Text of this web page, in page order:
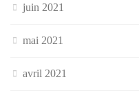
juin 2021
mai 2021
avril 2021